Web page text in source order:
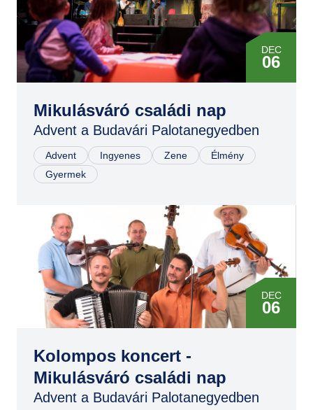
DEC
06
Mikulásváró családi nap
Advent a Budavári Palotanegyedben
Advent Ingyenes Zene
Élmény
Gyermek
DEC
06
Kolompos koncert -
Mikulásváró családi nap
Advent a Budavári Palotanegyedben